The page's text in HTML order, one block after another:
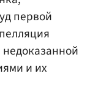
первой
и их